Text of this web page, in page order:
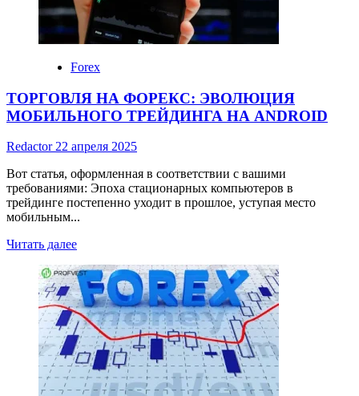
факторы
влияния
Forex
ТОРГОВЛЯ НА ФОРЕКС: ЭВОЛЮЦИЯ
МОБИЛЬНОГО ТРЕЙДИНГА НА ANDROID
Redactor 22 апреля 2025
Вот статья, оформленная в соответствии с вашими
требованиями: Эпоха стационарных компьютеров в
трейдинге постепенно уходит в прошлое, уступая место
мобильным...
Читать далееRead
about
ТОРГОВЛЯ
НА
ФОРЕКС:
ЭВОЛЮЦИЯ
МОБИЛЬНОГО
ТРЕЙДИНГА
НА
ANDROID